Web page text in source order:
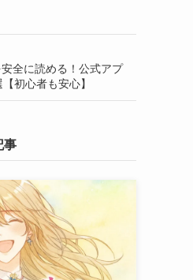
安全に読める！公式アプ
初心者も安心】
事